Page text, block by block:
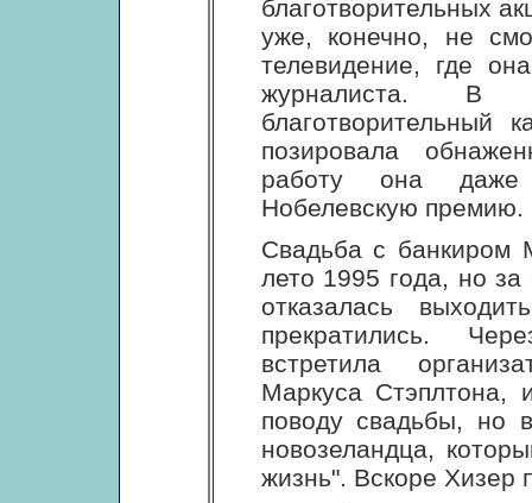
благотворительных
уже, конечно, не
телевидение, где
журналиста. В
благотворительный
позировала
работу она
Нобелевскую премию.
Свадьба с банкиром
лето 1995 года, но
отказалась
прекратились.
встретила
Маркуса
поводу свадьбы, но
новозеландца,
жизнь". Вскоре Хизер